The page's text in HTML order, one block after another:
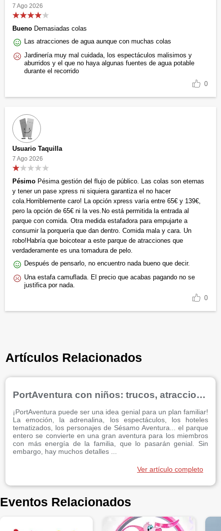
7 Ago 2026
Bueno Demasiadas colas
Las atracciones de agua aunque con muchas colas
Jardinería muy mal cuidada, los espectáculos malisimos y
aburridos y el que no haya algunas fuentes de agua potable
durante el recorrido
0
Usuario Taquilla
7 Ago 2026
Pésimo Pésima gestión del flujo de público. Las colas son eternas
y tener un pase xpress ni siquiera garantiza el no hacer
cola.Horriblemente caro! La opción xpress varía entre 65€ y 139€,
pero la opción de 65€ ni la ves.No está permitida la entrada al
parque con comida. Otra medida estafadora para empujarte a
consumir la porquería que dan dentro. Comida mala y cara. Un
robo!Habría que boicotear a este parque de atracciones que
verdaderamente es una tomadura de pelo.
Después de pensarlo, no encuentro nada bueno que decir.
Una estafa camuflada. El precio que acabas pagando no se
justifica por nada.
0
Artículos Relacionados
PortAventura con niños: trucos, atracciones, restaurantes y consejos
¡PortAventura puede ser una idea genial para un plan familiar!
La emoción, la adrenalina, los espectáculos, los hoteles
tematizados, los personajes de Sésamo Aventura... el parque
entero se convierte en una gran aventura para los miembros
con más energía de la familia, que lo pasarán genial. Sin
embargo, hay muchos detalles ...
Ver artículo completo
Eventos Relacionados